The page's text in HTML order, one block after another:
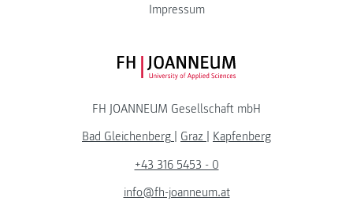
Impressum
FH JOANNEUM Logo
FH JOANNEUM Gesellschaft mbH
Bad Gleichenberg
Graz
Kapfenberg
+43 316 5453 - 0
info@fh-joanneum.at